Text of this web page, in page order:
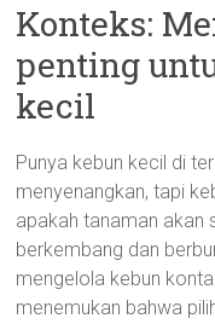
Konteks:
penting
kecil
Punya kebun kecil di
menyenangkan, tapi
apakah tanaman akan
berkembang dan
mengelola kebun
menemukan bahwa